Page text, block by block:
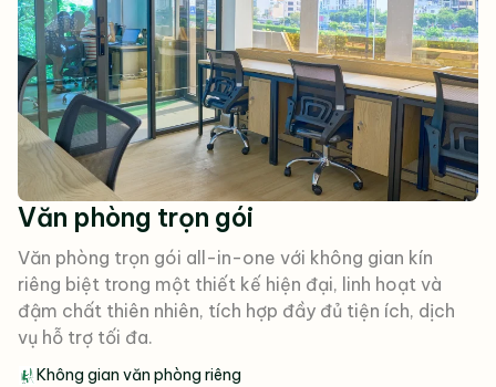
Văn phòng trọn gói
Văn phòng trọn gói all-in-one với không gian kín
riêng biệt trong một thiết kế hiện đại, linh hoạt và
đậm chất thiên nhiên, tích hợp đầy đủ tiện ích, dịch
vụ hỗ trợ tối đa.
Không gian văn phòng riêng